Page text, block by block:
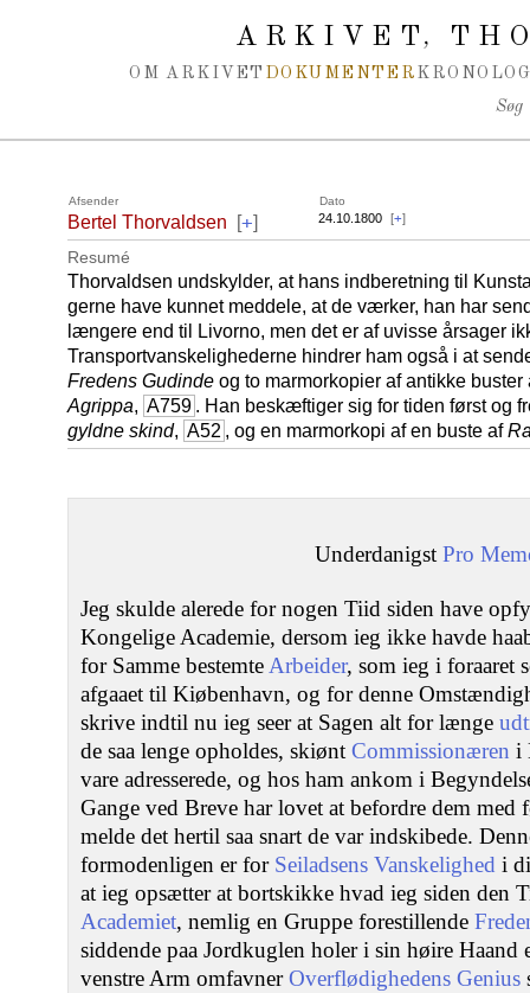
ARKIVET,
OM ARKIVET DOKUMENTER
Søg
Afsender Dato
Bertel Thorvaldsen [+] 24.10.1800 [+]
Resumé
Thorvaldsen undskylder, at hans indberetning til
gerne have kunnet meddele, at de værker, han har
længere end til Livorno, men det er af uvisse årsager
Transportvanskelighederne hindrer ham også i at
Fredens Gudinde og to marmorkopier af antikke
Agrippa, A759 . Han beskæftiger sig for tiden først og
gyldne skind, A52 , og en marmorkopi af en buste af
Underdanigst Pro
Jeg skulde alerede for nogen Tiid siden have
Kongelige Academie, dersom ieg ikke havde
for Samme bestemteArbeider, som ieg i foraaret
afgaaet til Kiøbenhavn, og for denne
skrive indtil nu ieg seer at Sagen alt for længe
de saa lenge opholdes, skiønt Commissionæren i
vare adresserede, og hos ham ankom i
Gange ved Breve har lovet at befordre dem med
melde det hertil saa snart de var indskibede.
formodenligen er for Seiladsens Vanskelighed i
at ieg opsætter at bortskikke hvad ieg siden den
Academiet, nemlig en Gruppe forestillende
siddende paa Jordkuglen holer i sin høire Haand
venstre Arm omfavnerOverflødighedens Genius